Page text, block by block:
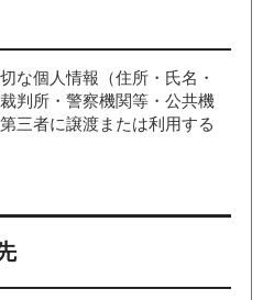
な個人情報（住所・氏名・
判所・警察機関等・公共機
三者に譲渡または利用する